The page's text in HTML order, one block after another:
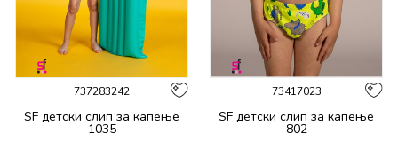
737283242
SF детски слип за капење
1035
73417023
SF детски слип за капење
802